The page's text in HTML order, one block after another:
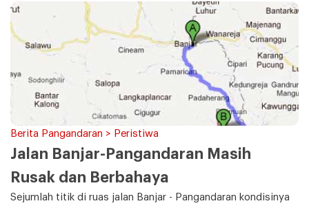
Berita Pangandaran > Peristiwa
Jalan Banjar-Pangandaran Masih
Rusak dan Berbahaya
Sejumlah titik di ruas jalan Banjar - Pangandaran kondisinya